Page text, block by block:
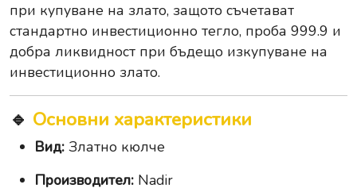
при купуване на злато, защото съчетават
стандартно инвестиционно тегло, проба 999.9 и
добра ликвидност при бъдещо изкупуване на
инвестиционно злато.
🔹 Основни характеристики
Вид: Златно кюлче
Производител: Nadir